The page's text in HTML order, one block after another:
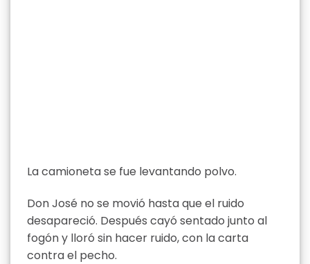
La camioneta se fue levantando polvo.
Don José no se movió hasta que el ruido
desapareció. Después cayó sentado junto al
fogón y lloró sin hacer ruido, con la carta
contra el pecho.